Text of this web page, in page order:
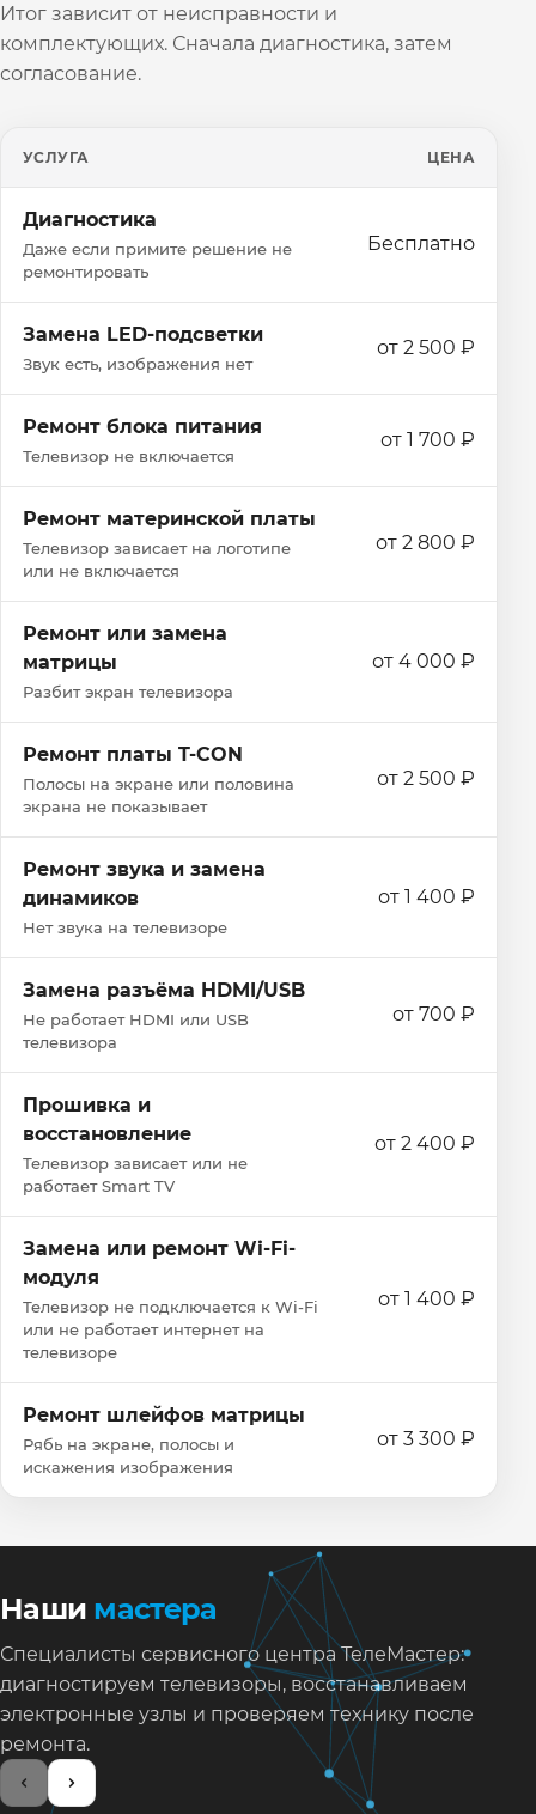
Итог зависит от неисправности и
комплектующих. Сначала диагностика, затем
согласование.
УСЛУГА ЦЕНА
Диагностика
Даже если примите решение не
ремонтировать
Бесплатно
Замена LED-подсветки
Звук есть, изображения нет
от 2 500 ₽
Ремонт блока питания
Телевизор не включается
от 1 700 ₽
Ремонт материнской платы
Телевизор зависает на логотипе
или не включается
от 2 800 ₽
Ремонт или замена
матрицы
Разбит экран телевизора
от 4 000 ₽
Ремонт платы T-CON
Полосы на экране или половина
экрана не показывает
от 2 500 ₽
Ремонт звука и замена
динамиков
Нет звука на телевизоре
от 1 400 ₽
Замена разъёма HDMI/USB
Не работает HDMI или USB
телевизора
от 700 ₽
Прошивка и
восстановление
Телевизор зависает или не
работает Smart TV
от 2 400 ₽
Замена или ремонт Wi‑Fi-
модуля
Телевизор не подключается к Wi‑Fi
или не работает интернет на
телевизоре
от 1 400 ₽
Ремонт шлейфов матрицы
Рябь на экране, полосы и
искажения изображения
от 3 300 ₽
Наши мастера
Специалисты сервисного центра ТелеМастер:
диагностируем телевизоры, восстанавливаем
электронные узлы и проверяем технику после
ремонта.